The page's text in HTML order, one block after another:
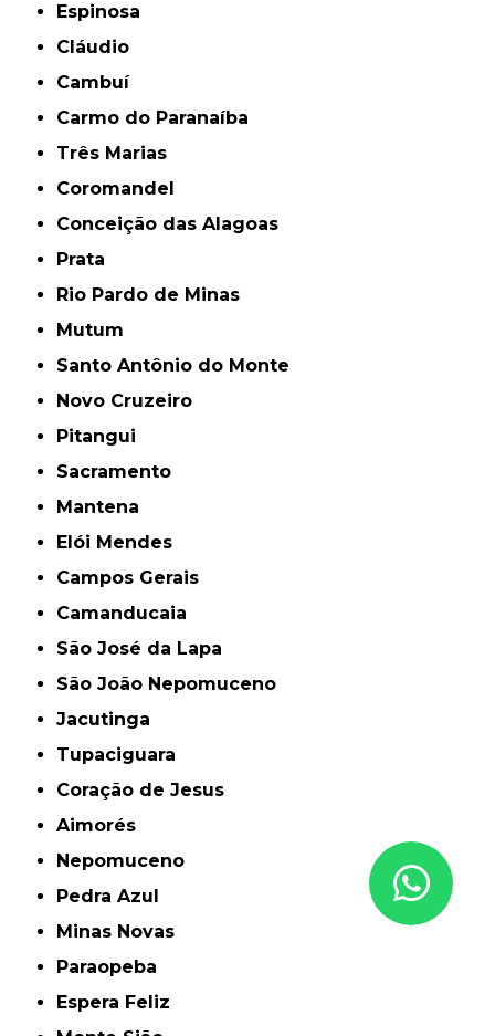
Espinosa
Cláudio
Cambuí
Carmo do Paranaíba
Três Marias
Coromandel
Conceição das Alagoas
Prata
Rio Pardo de Minas
Mutum
Santo Antônio do Monte
Novo Cruzeiro
Pitangui
Sacramento
Mantena
Elói Mendes
Campos Gerais
Camanducaia
São José da Lapa
São João Nepomuceno
Jacutinga
Tupaciguara
Coração de Jesus
Aimorés
Nepomuceno
Pedra Azul
Minas Novas
Paraopeba
Espera Feliz